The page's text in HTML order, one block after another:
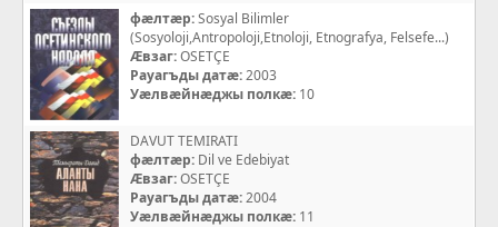
фæлтæр:Sosyal Bilimler
(Sosyoloji,Antropoloji,Etnoloji, Etnografya, Felsefe...)
Æвзаг:OSETÇE
Рауагъды датæ:2003
Уæлвæйнæджы полкæ: 10
DAVUT TEMIRATI
фæлтæр: Dil ve Edebiyat
Æвзаг:OSETÇE
Рауагъды датæ:2004
Уæлвæйнæджы полкæ: 11